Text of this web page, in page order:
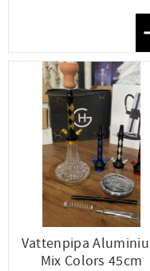
Vattenpipa
Mix Colors 45cm